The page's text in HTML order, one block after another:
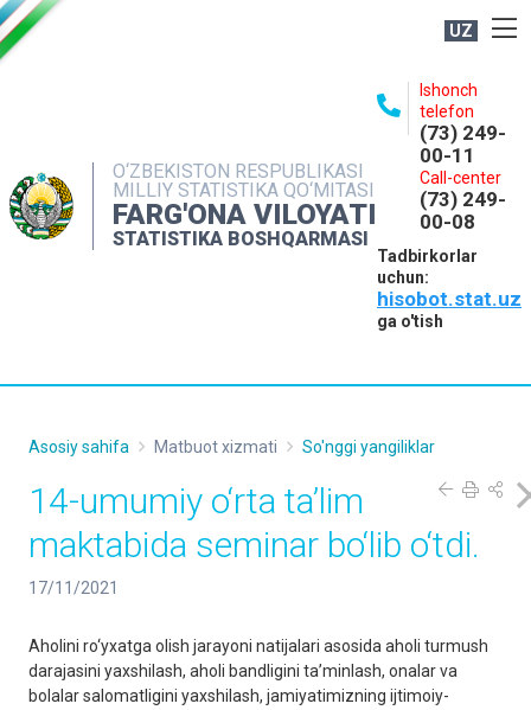
UZ
O‘ZBEKISTON RESPUBLIKASI
MILLIY STATISTIKA QO‘MITASI
FARG'ONA VILOYATI
STATISTIKA BOSHQARMASI
Ishonch
telefon
(73) 249-
00-11
Call-center
(73) 249-
00-08
Tadbirkorlar
uchun:
hisobot.stat.uz
ga o'tish
NASHRLAR
INTERAKTIV XIZMATLAR
MATBUOT XIZMATI
Asosiy sahifa Matbuot xizmati So'nggi yangiliklar
14-umumiy o‘rta ta’lim
maktabida seminar bo‘lib o‘tdi.
17/11/2021
Aholini ro‘yxatga olish jarayoni natijalari asosida aholi turmush
darajasini yaxshilash, aholi bandligini ta’minlash, onalar va
bolalar salomatligini yaxshilash, jamiyatimizning ijtimoiy-